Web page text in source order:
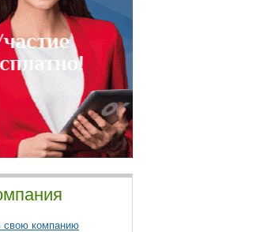
свою компанию